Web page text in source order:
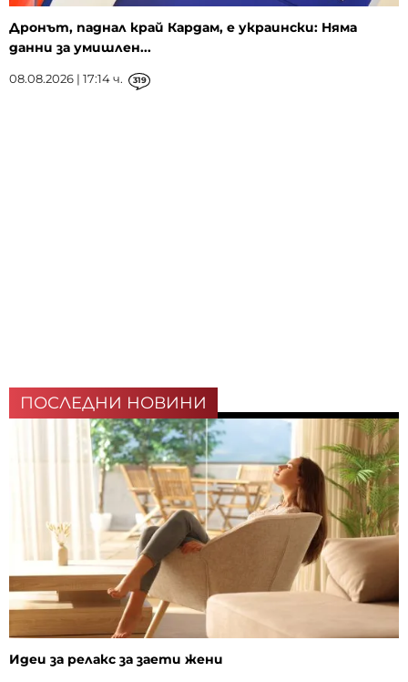
Дронът, паднал край Кардам, е украински: Няма
данни за умишлен...
08.08.2026 | 17:14 ч. 319
ПОСЛЕДНИ НОВИНИ
Идеи за релакс за заети жени